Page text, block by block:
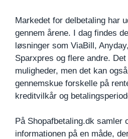
Markedet for delbetaling har
gennem årene. I dag findes
løsninger som ViaBill,
Sparxpres og flere andre.
muligheder, men det kan
gennemskue forskelle på
kreditvilkår og
På Shopafbetaling.dk samler
informationen på en måde,